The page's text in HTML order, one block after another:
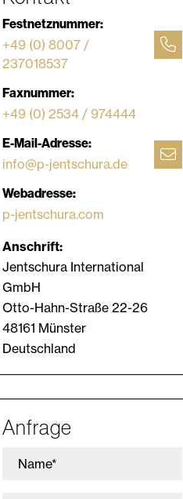
Festnetznummer:
+49 (0) 8007 /
237018537
Faxnummer:
+49 (0) 2534 / 974444
E-Mail-Adresse:
info@p-jentschura.de
Webadresse:
p-jentschura.com
Anschrift:
Jentschura International
GmbH
Otto-Hahn-Straße 22-26
48161 Münster
Deutschland
Anfrage
Name*